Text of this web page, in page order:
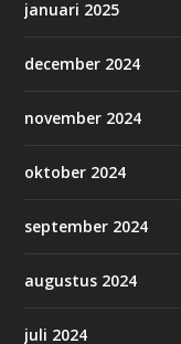
januari 2025
december 2024
november 2024
oktober 2024
september 2024
augustus 2024
juli 2024